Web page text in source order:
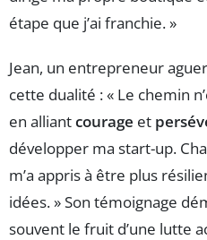
étape que j’ai franchie. »
Jean, un entrepreneur
cette dualité : « Le chemin
en alliantcourage et
développer ma start-up.
m’a appris à être plus
idées. » Son témoignage
souvent le fruit d’une lutte